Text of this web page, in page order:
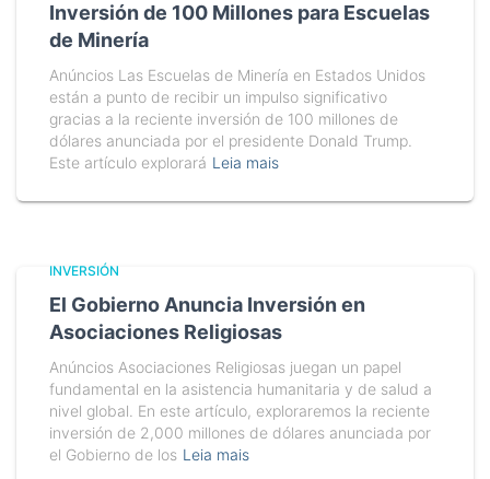
Inversión de 100 Millones para Escuelas
de Minería
Anúncios Las Escuelas de Minería en Estados Unidos
están a punto de recibir un impulso significativo
gracias a la reciente inversión de 100 millones de
dólares anunciada por el presidente Donald Trump.
Este artículo explorará Leia mais
INVERSIÓN
El Gobierno Anuncia Inversión en
Asociaciones Religiosas
Anúncios Asociaciones Religiosas juegan un papel
fundamental en la asistencia humanitaria y de salud a
nivel global. En este artículo, exploraremos la reciente
inversión de 2,000 millones de dólares anunciada por
el Gobierno de los Leia mais